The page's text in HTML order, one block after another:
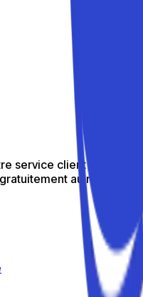
service client est là
au numéro